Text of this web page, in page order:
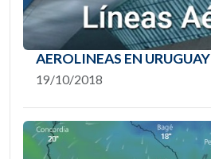
AEROLINEAS EN URUGUAY
19/10/2018